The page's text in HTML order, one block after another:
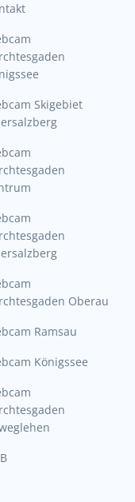
Skigebiet
Oberau
Ramsau
Königssee